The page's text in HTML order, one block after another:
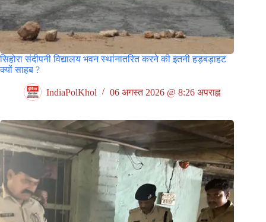
सिहोरा संदीपनी विद्यालय भवन स्थांनातरित करने की इतनी हड़बड़ाहट
क्यों साहब ?
IndiaPolKhol 06 अगस्त 2026 @ 8:26 अपराह्न